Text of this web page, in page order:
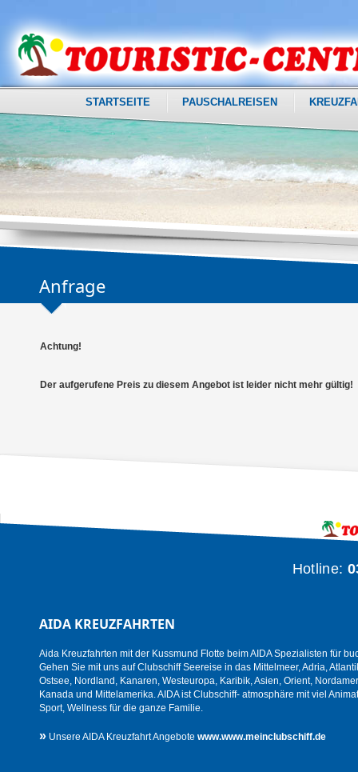
STARTSEITE PAUSCHALREISEN
Anfrage
Achtung!
Der aufgerufene Preis zu diesem Angebot ist leider nicht mehr gültig!
Hotline:
AIDA KREUZFAHRTEN
Aida Kreuzfahrten mit der Kussmund Flotte beim AIDA Spezialisten für
Gehen Sie mit uns auf Clubschiff Seereise in das Mittelmeer, Adria,
Ostsee, Nordland, Kanaren, Westeuropa, Karibik, Asien, Orient,
Kanada und Mittelamerika. AIDA ist Clubschiff- atmosphäre mit viel
Sport, Wellness für die ganze Familie.
» Unsere AIDA Kreuzfahrt Angebote www.www.meinclubschiff.de